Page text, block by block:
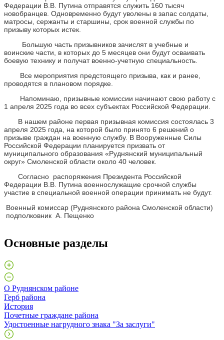
Федерации В.В. Путина отправятся служить 160 тысяч
новобранцев. Одновременно будут уволены в запас солдаты,
матросы, сержанты и старшины, срок военной службы по
призыву которых истек.
Большую часть призывников зачислят в учебные и
воинские части, в которых до 5 месяцев они будут осваивать
боевую технику и получат военно-учетную специальность.
Все мероприятия предстоящего призыва, как и ранее,
проводятся в плановом порядке.
Напоминаю, призывные комиссии начинают свою работу с
1 апреля 2025 года во всех субъектах Российской Федерации.
В нашем районе первая призывная комиссия состоялась 3
апреля 2025 года, на которой было принято 6 решений о
призыве граждан на военную службу. В Вооруженные Силы
Российской Федерации планируется призвать от
муниципального образования «Руднянский муниципальный
округ» Смоленской области около 40 человек.
Согласно распоряжения Президента Российской
Федерации В.В. Путина военнослужащие срочной службы
участие в специальной военной операции принимать не будут.
Военный комиссар (Руднянского района Смоленской области)
подполковник А. Пещенко
Основные разделы
О Руднянском районе
Герб района
История
Почетные граждане района
Удостоенные нагрудного знака "За заслуги"